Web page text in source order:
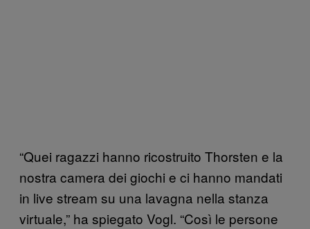
“Quei ragazzi hanno ricostruito Thorsten e la
nostra camera dei giochi e ci hanno mandati
in live stream su una lavagna nella stanza
virtuale,” ha spiegato Vogl. “Così le persone